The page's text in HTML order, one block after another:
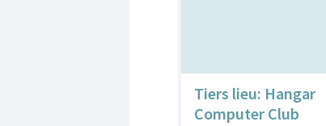
Tiers lieu: Hangar
Computer Club